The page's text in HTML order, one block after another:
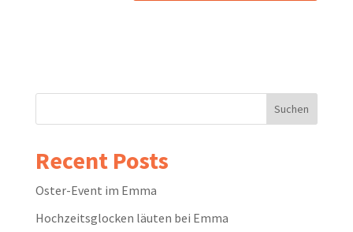
Suchen
Recent Posts
Oster-Event im Emma
Hochzeitsglocken läuten bei Emma